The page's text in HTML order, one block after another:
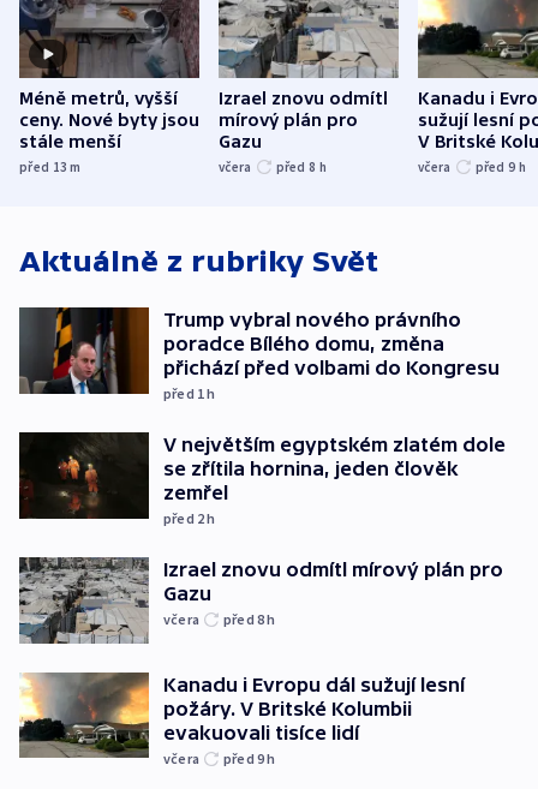
Méně metrů, vyšší
ceny. Nové byty jsou
stále menší
před 13m
Izrael znovu odmítl
mírový plán pro
Gazu
včera před 8 h
Kanadu i
sužují lesní
V Britské
evakuovali
včera před 9 h
Aktuálně z rubriky Svět
Trump vybral nového právního
poradce Bílého domu, změna
přichází před volbami do Kongresu
před 1h
V největším egyptském zlatém dole
se zřítila hornina, jeden člověk
zemřel
před 2h
Izrael znovu odmítl mírový plán pro
Gazu
včera před 8h
Kanadu i Evropu dál sužují lesní
požáry. V Britské Kolumbii
evakuovali tisíce lidí
včera před 9h